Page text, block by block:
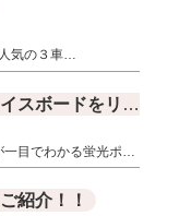
気の３車…
見やすさアップ！展示車両のプライスボードをリニューアルしました✨
目でわかる蛍光ポ…
紹介！！